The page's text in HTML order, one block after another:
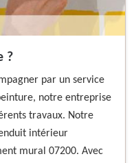
?
par un service
notre entreprise
travaux. Notre
intérieur
mural 07200. Avec